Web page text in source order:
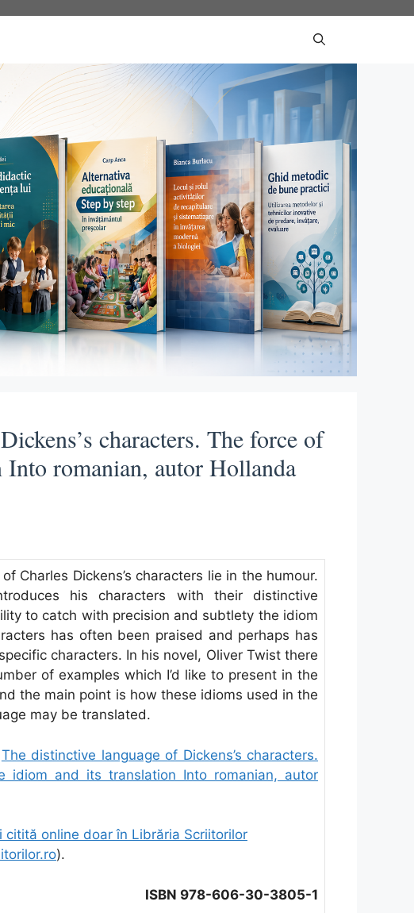
characters. The force of
romanian, autor Hollanda
Charles Dickens’s characters lie in the humour.
his characters with their distinctive
to catch with precision and subtlety the idiom
has often been praised and perhaps has
characters. In his novel, Oliver Twist there
of examples which I’d like to present in the
the main point is how these idioms used in the
may be translated.
The distinctive language of Dickens’s characters.
idiom and its translation Into romanian, autor
citită online doar în Librăria Scriitorilor
).
ISBN 978-606-30-3805-1